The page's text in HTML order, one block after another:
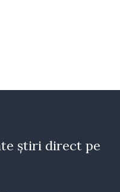
știri direct pe